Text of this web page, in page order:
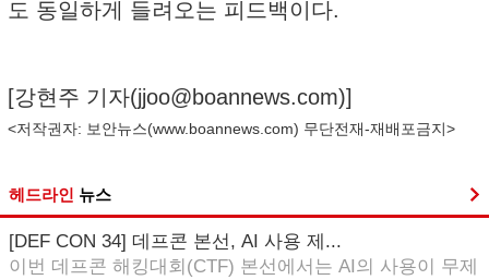
도 동일하게 들려오는 피드백이다.
[강현주 기자(jjoo@boannews.com)]
<저작권자: 보안뉴스(www.boannews.com) 무단전재-재배포금지>
헤드라인 뉴스
[DEF CON 34] 데프콘 본선, AI 사용 제...
이번 데프콘 해킹대회(CTF) 본선에서는 AI의 사용이 무제